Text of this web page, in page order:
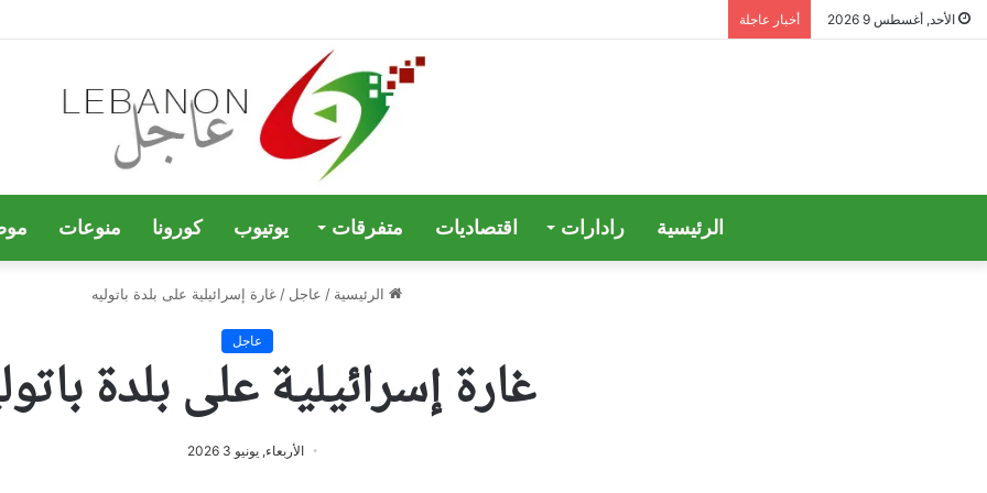
الأحد, أغسطس 9 2026 أخبار عاجلة
الرئيسية رادارات اقتصاديات متفرقات يوتيوب كورونا منوعات
الرئيسية / عاجل / غارة إسرائيلية على بلدة باتوليه
عاجل
غارة إسرائيلية على بلدة
الأربعاء, يونيو 3 2026